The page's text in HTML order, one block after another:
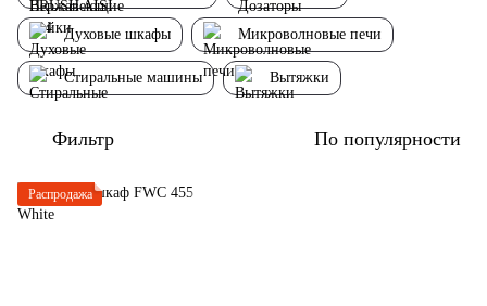
Духовые шкафы Микроволновые печи
Стиральные машины Вытяжки
Фильтр По популярности
Распродажа